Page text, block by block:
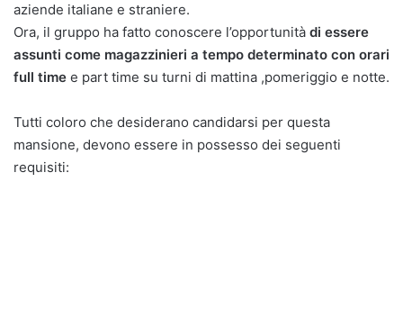
aziende italiane e straniere.
Ora, il gruppo ha fatto conoscere l’opportunità di essere
assunti come magazzinieri a tempo determinato con orari
full time e part time su turni di mattina ,pomeriggio e notte.
Tutti coloro che desiderano candidarsi per questa
mansione, devono essere in possesso dei seguenti
requisiti: